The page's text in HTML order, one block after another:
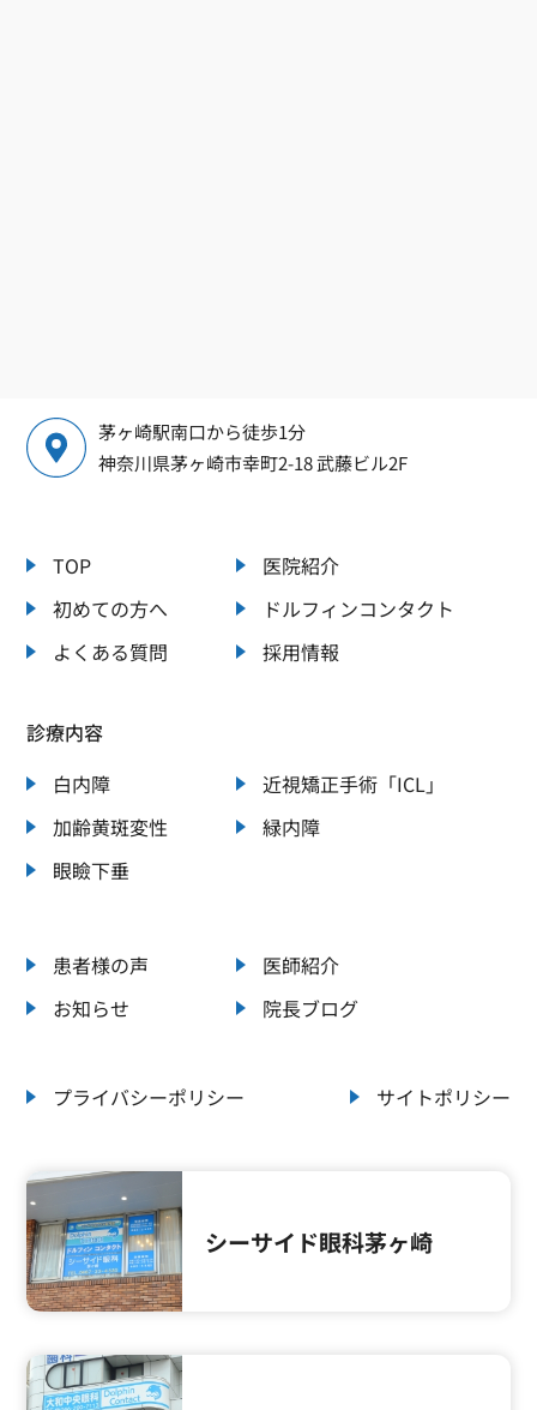
茅ヶ崎駅南口から徒歩1分
神奈川県茅ヶ崎市幸町2-18 武藤ビル2F
TOP
初めての方へ
よくある質問
診療内容
白内障
近視矯正手術「ICL」
加齢黄斑変性
緑内障
眼瞼下垂
患者様の声
医師紹介
お知らせ
院長ブログ
医院紹介
ドルフィンコンタクト
採用情報
プライバシーポリシー サイトポリシー
シーサイド眼科茅ヶ崎